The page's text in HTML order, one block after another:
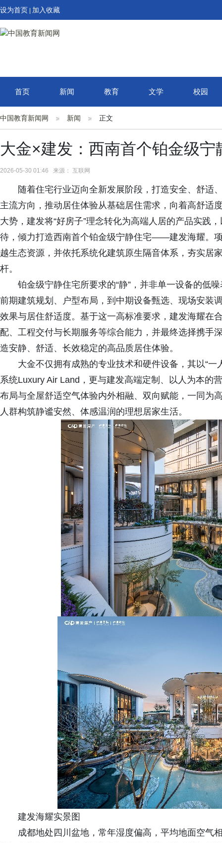
设为首页 加入收藏
首页 新闻 教育 文学 校园
中国教育新闻网 新闻 正文
大金×建发：西南首个铂金级宁
2026-05-30 01:46 来源： 互联网
随着住宅行业迈向全新发展阶段，打造安全、舒适
主流方向，推动居住体验从基础居住需求，向着高舒适
大势，建发将“好房子”理念转化为高端人居的产品实践
待，倾力打造西南首个铂金级宁静住宅——建发海耀。
越生态资源，并依托系统化建筑原生隔音体系，夯实居
杆。
铂金级宁静住宅所要求的“静”，并非单一设备的低
前期建筑规划、户型布局，到中期设备甄选、现场安装
效果与居住舒适度。基于这一高标准要求，建发海耀在
配、工程交付与长期服务等综合能力，并最终选择携手
造安静、舒适、长效稳定的高品质居住体验。
大金不仅拥有成熟的专业技术和硬件设备，其以“
系统Luxury Air Land，更与建发高端定制、以人为本的
布局与全屋舒适空气体验内外相融、双向赋能，一同为
人群构筑静谧安然、体感温润的理想居家生活。
建发海耀实景图
成都地处四川盆地，常年湿度偏高，平均地面空气